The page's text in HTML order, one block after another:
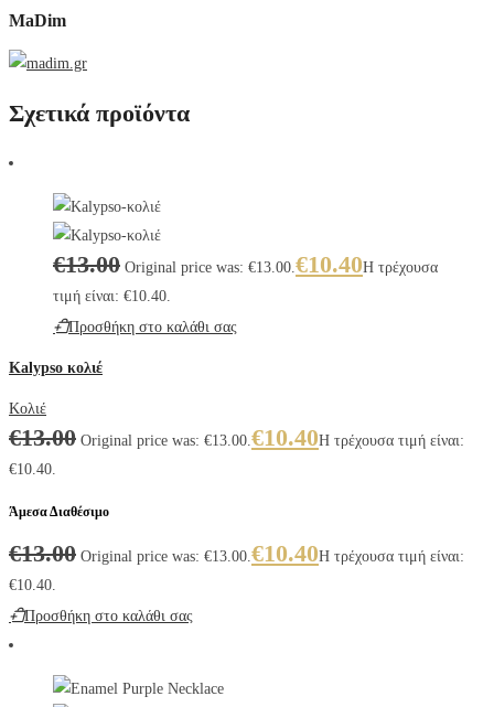
MaDim
Σχετικά προϊόντα
€13.00 Original price was: €13.00.€10.40Η τρέχουσα
τιμή είναι: €10.40.
Προσθήκη στο καλάθι σας
Kalypso κολιέ
Κολιέ
€13.00 Original price was: €13.00.€10.40Η τρέχουσα τιμή είναι:
€10.40.
Άμεσα Διαθέσιμο
€13.00 Original price was: €13.00.€10.40Η τρέχουσα τιμή είναι:
€10.40.
Προσθήκη στο καλάθι σας